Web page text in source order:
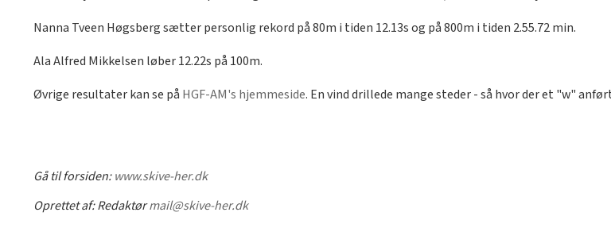
Nanna Tveen Høgsberg sætter personlig rekord på 80m i tiden 12.13s og på 800m i tiden 2.55.72 min.
Ala Alfred Mikkelsen løber 12.22s på 100m.
Øvrige resultater kan se på HGF-AM's hjemmeside. En vind drillede mange steder - så hvor der et "w"
Gå til forsiden:www.skive-her.dk
Oprettet af:Redaktørmail@skive-her.dk